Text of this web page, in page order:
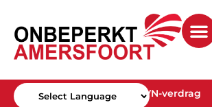
VN-verdrag